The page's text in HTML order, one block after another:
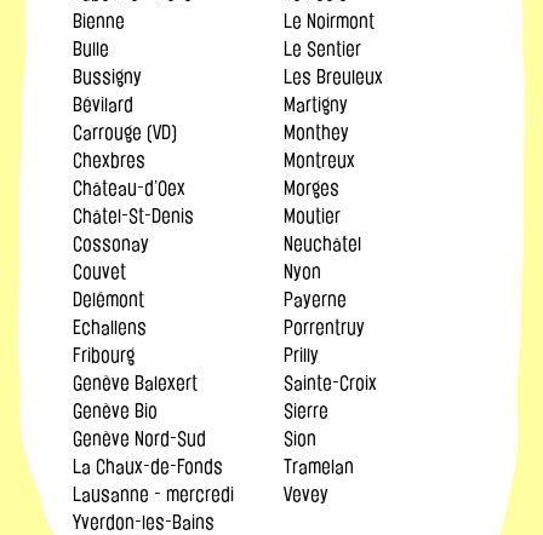
Bienne
Bulle
Bussigny
Bévilard
Carrouge (VD)
Chexbres
Château-d’Oex
Châtel-St-Denis
Cossonay
Couvet
Delémont
Echallens
Fribourg
Genève Balexert
Genève Bio
Genève Nord-Sud
La Chaux-de-Fonds
Lausanne - mercredi
Le Noirmont
Le Sentier
Les Breuleux
Martigny
Monthey
Montreux
Morges
Moutier
Neuchâtel
Nyon
Payerne
Porrentruy
Prilly
Sainte-Croix
Sierre
Sion
Tramelan
Vevey
Yverdon-les-Bains